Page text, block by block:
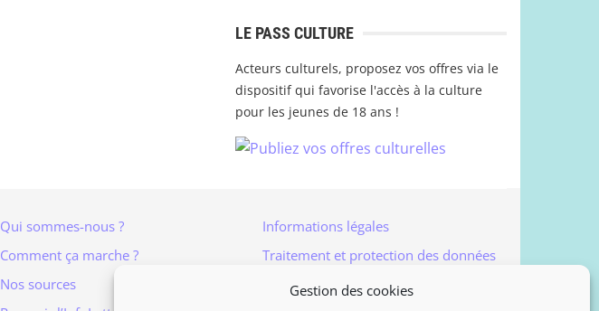
Gestion des cookies
LE PASS CULTURE
Acteurs culturels, proposez vos offres via le
dispositif qui favorise l'accès à la culture
pour les jeunes de 18 ans !
Qui sommes-nous ?
Comment ça marche ?
Nos sources
Informations légales
Traitement et protection des données
Accès à vos données personnelles